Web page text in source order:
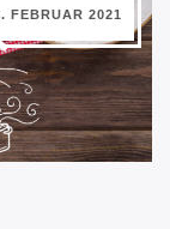
FEBRUAR 2021